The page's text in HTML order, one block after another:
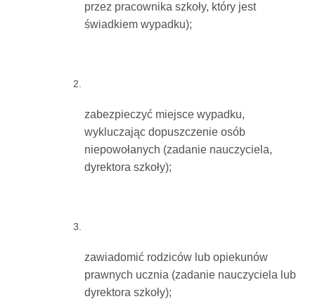
przez pracownika szkoły, który jest
świadkiem wypadku);
zabezpieczyć miejsce wypadku,
wykluczając dopuszczenie osób
niepowołanych (zadanie nauczyciela,
dyrektora szkoły);
zawiadomić rodziców lub opiekunów
prawnych ucznia (zadanie nauczyciela lub
dyrektora szkoły);